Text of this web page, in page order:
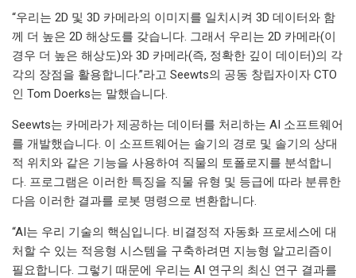
“우리는 2D 및 3D 카메라의 이미지를 일치시켜 3D 데이터와 함
께 더 높은 2D 해상도를 갖습니다. 그래서 우리는 2D 카메라(이
경우 더 높은 해상도)와 3D 카메라(즉, 정확한 깊이 데이터)의 각
각의 장점을 활용합니다.”라고 Seewts의 공동 창립자이자 CTO
인 Tom Doerks는 말했습니다.
Seewts는 카메라가 제공하는 데이터를 처리하는 AI 소프트웨어
를 개발했습니다. 이 소프트웨어는 솔기의 경로 및 솔기의 상대
적 위치와 같은 기능을 사용하여 직물의 토폴로지를 분석합니
다. 프로그램은 이러한 특징을 직물 유형 및 등급에 따라 분류한
다음 이러한 결과를 로봇 명령으로 변환합니다.
“AI는 우리 기술의 핵심입니다. 비결정적 자동화 프로세스에 대
처할 수 있는 적응형 시스템을 구축하려면 지능형 알고리즘이
필요합니다. 그렇기 때문에 우리는 AI 연구의 최신 연구 결과를